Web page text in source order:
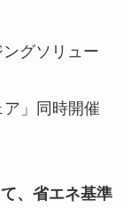
グソリュー
ア」同時開催
、省エネ基準